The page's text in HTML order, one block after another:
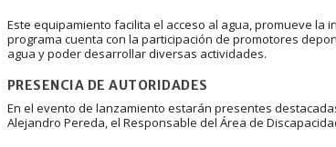
Este equipamiento facilita el acceso al agua, promueve la
programa cuenta con la participación de promotores
agua y poder desarrollar diversas actividades.
PRESENCIA DE AUTORIDADES
En el evento de lanzamiento estarán presentes
Alejandro Pereda, el Responsable del Área de